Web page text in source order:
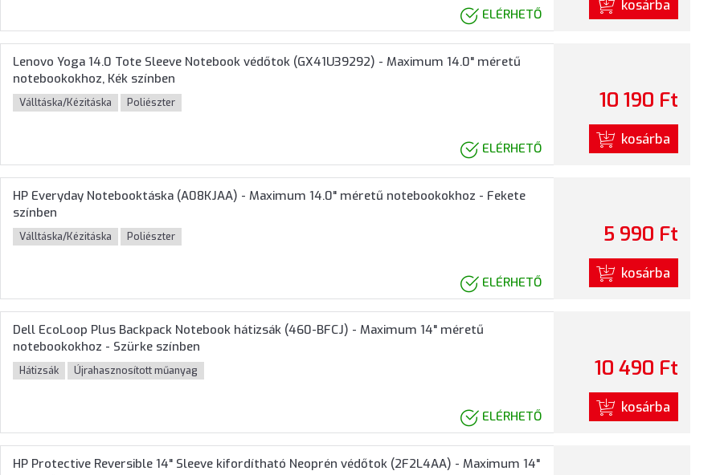
ELÉRHETŐ
kosárba
Lenovo Yoga 14.0 Tote Sleeve Notebook védőtok (GX41U39292) - Maximum 14.0" méretű
notebookokhoz, Kék színben
Válltáska/Kézitáska Poliészter
ELÉRHETŐ
10 190 Ft
kosárba
HP Everyday Notebooktáska (A08KJAA) - Maximum 14.0" méretű notebookokhoz - Fekete
színben
Válltáska/Kézitáska Poliészter
ELÉRHETŐ
5 990 Ft
kosárba
Dell EcoLoop Plus Backpack Notebook hátizsák (460-BFCJ) - Maximum 14" méretű
notebookokhoz - Szürke színben
Hátizsák Újrahasznosított műanyag
ELÉRHETŐ
10 490 Ft
kosárba
HP Protective Reversible 14" Sleeve kifordítható Neoprén védőtok (2F2L4AA) - Maximum 14"